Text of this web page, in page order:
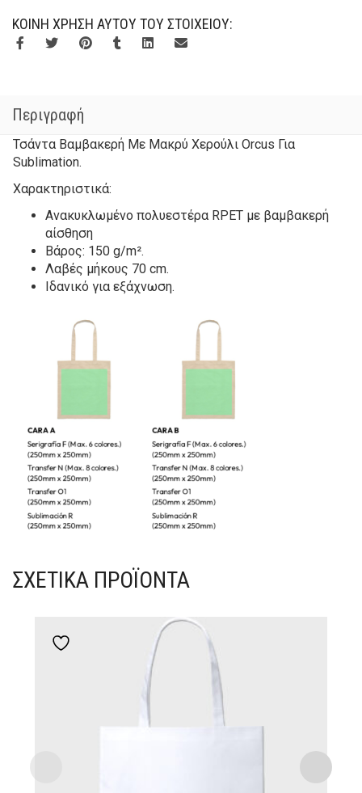
ΚΟΙΝΉ ΧΡΉΣΗ ΑΥΤΟΎ ΤΟΥ ΣΤΟΙΧΕΊΟΥ:
Περιγραφή
Τσάντα Βαμβακερή Με Μακρύ Χερούλι Orcus Για
Sublimation.
Χαρακτηριστικά:
Ανακυκλωμένο πολυεστέρα RPET με βαμβακερή
αίσθηση
Βάρος: 150 g/m².
Λαβές μήκους 70 cm.
Ιδανικό για εξάχνωση.
ΣΧΕΤΙΚΆ ΠΡΟΪΌΝΤΑ
Add to wishlist